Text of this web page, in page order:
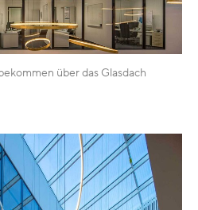
über das Glasdach